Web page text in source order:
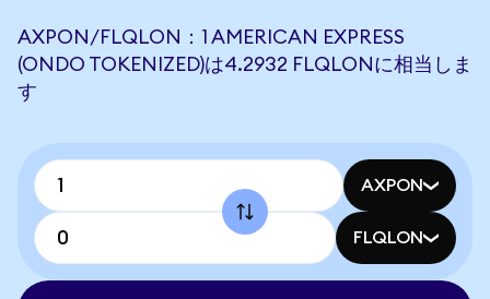
AXPON/FLQLON：1 AMERICAN EXPRESS
(ONDO TOKENIZED)は4.2932 FLQLONに相当しま
す
AXPON
FLQLON